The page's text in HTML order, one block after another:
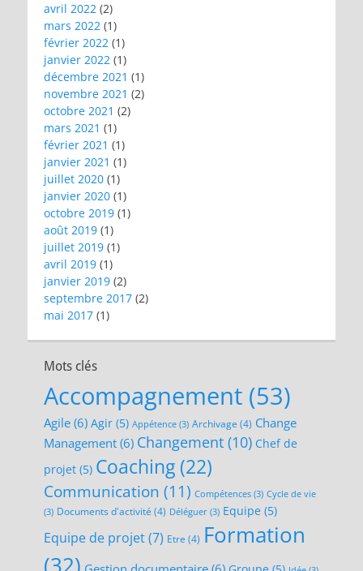
avril 2022 (2)
mars 2022 (1)
février 2022 (1)
janvier 2022 (1)
décembre 2021 (1)
novembre 2021 (2)
octobre 2021 (2)
mars 2021 (1)
février 2021 (1)
janvier 2021 (1)
juillet 2020 (1)
janvier 2020 (1)
octobre 2019 (1)
août 2019 (1)
juillet 2019 (1)
avril 2019 (1)
janvier 2019 (2)
septembre 2017 (2)
mai 2017 (1)
Mots clés
Accompagnement (53)
Agile (6) Agir (5) Appétence (3) Archivage (4) Change
Management (6) Changement (10) Chef de
projet (5) Coaching (22)
Communication (11) Compétences (3) Cycle de vie
(3) Documents d'activité (4) Déléguer (3) Equipe (5)
Equipe de projet(7) Etre (4) Formation